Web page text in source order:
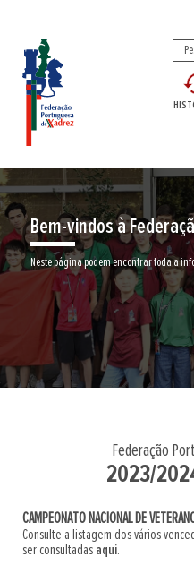
Bem-vindos à
Neste página podem encontrar toda a
Federação
2023/
CAMPEONATO NACIONAL DE
Consulte a listagem dos vários
ser consultadas aqui.